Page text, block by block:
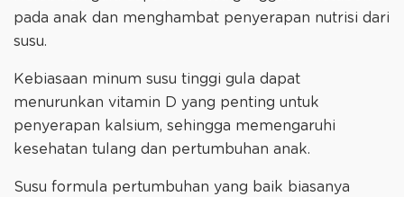
pada anak dan menghambat penyerapan nutrisi dari
susu.
Kebiasaan minum susu tinggi gula dapat
menurunkan vitamin D yang penting untuk
penyerapan kalsium, sehingga memengaruhi
kesehatan tulang dan pertumbuhan anak.
Susu formula pertumbuhan yang baik biasanya